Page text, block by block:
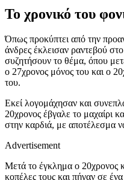
Το χρονικό του
Όπως προκύπτει από την
άνδρες έκλεισαν ραντεβού
συζητήσουν το θέμα, όπου
ο 27χρονος μόνος του και ο
του.
Εκεί λογομάχησαν και
20χρονος έβγαλε το μαχαίρι
στην καρδιά, με αποτέλεσμα
Advertisement
Μετά το έγκλημα ο 20χρονος
κοπέλες τους και πήγαν σε